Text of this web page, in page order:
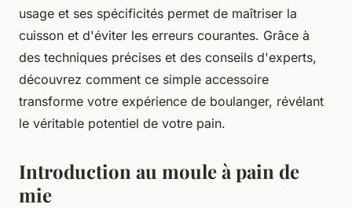
usage et ses spécificités permet de maîtriser la
cuisson et d'éviter les erreurs courantes. Grâce à
des techniques précises et des conseils d'experts,
découvrez comment ce simple accessoire
transforme votre expérience de boulanger, révélant
le véritable potentiel de votre pain.
Introduction au moule à pain de
mie